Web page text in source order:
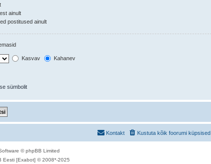
ainult
postitused ainult
Kasvav Kahanev
sümbolit
Kustuta kõik foorumi küpsised
Kontakt
© phpBB Limited
Eesti [Exabot] © 2008*-2025